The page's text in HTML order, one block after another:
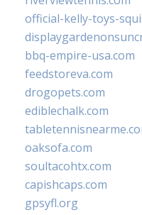
official-kelly-toys-
bbq-empire-usa.com
feedstoreva.com
drogopets.com
ediblechalk.com
oaksofa.com
soultacohtx.com
capishcaps.com
gpsyfl.org